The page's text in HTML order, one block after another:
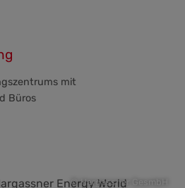
mit
Büros
© Hargassner GesmbH